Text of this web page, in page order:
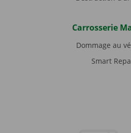
Carrosserie
Dommage au
Smart